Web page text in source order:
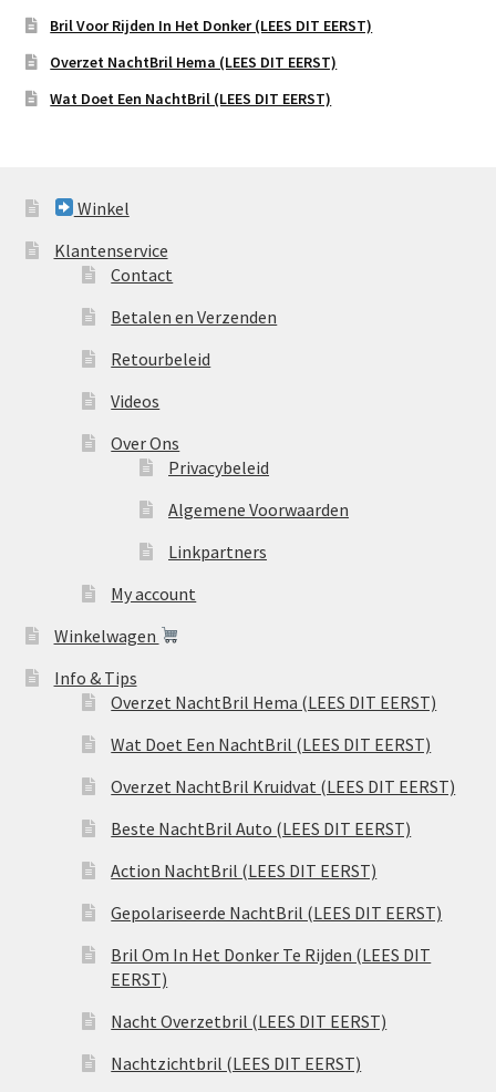
Bril Voor Rijden In Het Donker (LEES DIT EERST)
Overzet NachtBril Hema (LEES DIT EERST)
Wat Doet Een NachtBril (LEES DIT EERST)
Winkel
Klantenservice
Contact
Betalen en Verzenden
Retourbeleid
Videos
Over Ons
Privacybeleid
Algemene Voorwaarden
Linkpartners
My account
Winkelwagen
Info & Tips
Overzet NachtBril Hema (LEES DIT EERST)
Wat Doet Een NachtBril (LEES DIT EERST)
Overzet NachtBril Kruidvat (LEES DIT EERST)
Beste NachtBril Auto (LEES DIT EERST)
Action NachtBril (LEES DIT EERST)
Gepolariseerde NachtBril (LEES DIT EERST)
Bril Om In Het Donker Te Rijden (LEES DIT
EERST)
Nacht Overzetbril (LEES DIT EERST)
Nachtzichtbril (LEES DIT EERST)